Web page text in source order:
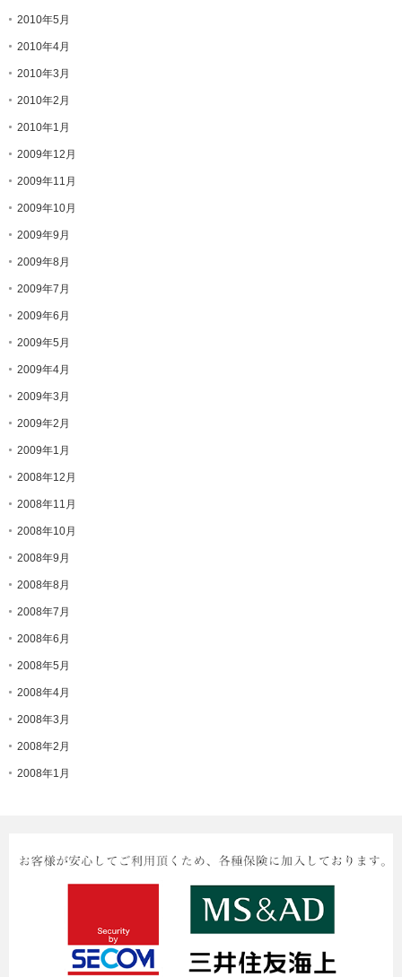
2010年5月
2010年4月
2010年3月
2010年2月
2010年1月
2009年12月
2009年11月
2009年10月
2009年9月
2009年8月
2009年7月
2009年6月
2009年5月
2009年4月
2009年3月
2009年2月
2009年1月
2008年12月
2008年11月
2008年10月
2008年9月
2008年8月
2008年7月
2008年6月
2008年5月
2008年4月
2008年3月
2008年2月
2008年1月